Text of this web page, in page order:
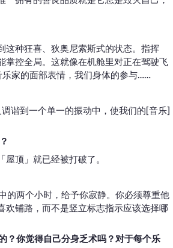
这种狂喜、狄奥尼索斯式的状态。指挥
掌控全局。这就像在机舱里对正在驾驶飞
家的面部表情，我们身体的参与……
谐到一个单一的振动中，使我们的[音乐]
顶」就已经被打破了。
的两个小时，给予你寂静。你必须尊重他
欢铺路，而不是竖立标志指示应该选择哪
？你觉得自己分身乏术吗？对于每个乐